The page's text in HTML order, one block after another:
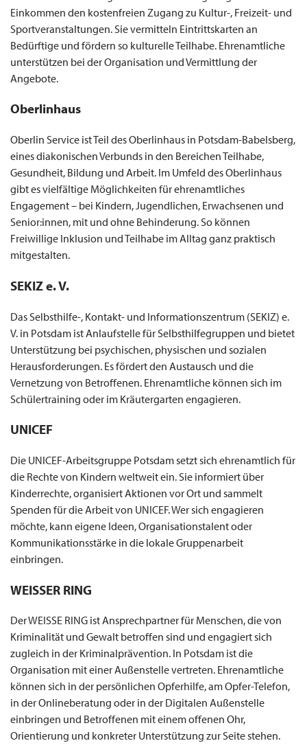
Einkommen den kostenfreien Zugang zu Kultur-, Freizeit- und
Sportveranstaltungen. Sie vermitteln Eintrittskarten an
Bedürftige und fördern so kulturelle Teilhabe. Ehrenamtliche
unterstützen bei der Organisation und Vermittlung der
Angebote.
Oberlinhaus
Oberlin Service ist Teil des Oberlinhaus in Potsdam-Babelsberg,
eines diakonischen Verbunds in den Bereichen Teilhabe,
Gesundheit, Bildung und Arbeit. Im Umfeld des Oberlinhaus
gibt es vielfältige Möglichkeiten für ehrenamtliches
Engagement – bei Kindern, Jugendlichen, Erwachsenen und
Senior:innen, mit und ohne Behinderung. So können
Freiwillige Inklusion und Teilhabe im Alltag ganz praktisch
mitgestalten.
SEKIZ e. V.
Das Selbsthilfe-, Kontakt- und Informationszentrum (SEKIZ) e.
V. in Potsdam ist Anlaufstelle für Selbsthilfegruppen und bietet
Unterstützung bei psychischen, physischen und sozialen
Herausforderungen. Es fördert den Austausch und die
Vernetzung von Betroffenen. Ehrenamtliche können sich im
Schülertraining oder im Kräutergarten engagieren. ​
UNICEF
Die UNICEF-Arbeitsgruppe Potsdam setzt sich ehrenamtlich für
die Rechte von Kindern weltweit ein. Sie informiert über
Kinderrechte, organisiert Aktionen vor Ort und sammelt
Spenden für die Arbeit von UNICEF. Wer sich engagieren
möchte, kann eigene Ideen, Organisationstalent oder
Kommunikationsstärke in die lokale Gruppenarbeit
einbringen.
WEISSER RING
Der WEISSE RING ist Ansprechpartner für Menschen, die von
Kriminalität und Gewalt betroffen sind und engagiert sich
zugleich in der Kriminalprävention. In Potsdam ist die
Organisation mit einer Außenstelle vertreten. Ehrenamtliche
können sich in der persönlichen Opferhilfe, am Opfer-Telefon,
in der Onlineberatung oder in der Digitalen Außenstelle
einbringen und Betroffenen mit einem offenen Ohr,
Orientierung und konkreter Unterstützung zur Seite stehen.